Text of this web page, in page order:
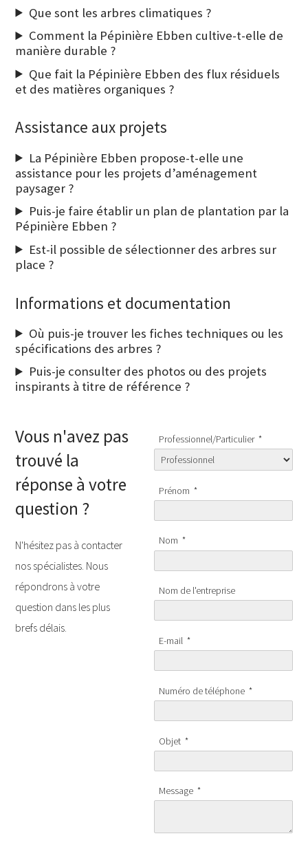
Que sont les arbres climatiques ?
Comment la Pépinière Ebben cultive-t-elle de
manière durable ?
Que fait la Pépinière Ebben des flux résiduels
et des matières organiques ?
Assistance aux projets
La Pépinière Ebben propose-t-elle une
assistance pour les projets d’aménagement
paysager ?
Puis-je faire établir un plan de plantation par la
Pépinière Ebben ?
Est-il possible de sélectionner des arbres sur
place ?
Informations et documentation
Où puis-je trouver les fiches techniques ou les
spécifications des arbres ?
Puis-je consulter des photos ou des projets
inspirants à titre de référence ?
Vous n'avez pas
trouvé la
réponse à votre
question ?
N'hésitez pas à contacter
nos spécialistes. Nous
répondrons à votre
question dans les plus
brefs délais.
Professionnel/Particulier*
Prénom*
Nom*
Nom de l'entreprise
E-mail*
Numéro de téléphone*
Objet*
Message*